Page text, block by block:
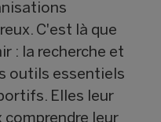
C'est là que
: la recherche et
outils essentiels
Elles leur
leur